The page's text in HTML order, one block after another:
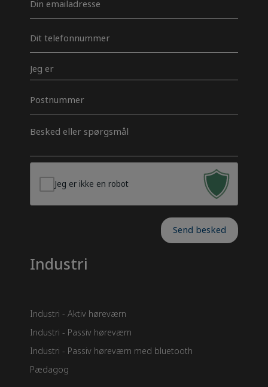
mail
*
*
Jeg
er
Besked
*
Jeg er ikke en robot
Send besked
Industri
Industri - Aktiv høreværn
Industri - Passiv høreværn
Industri - Passiv høreværn med bluetooth
Pædagog